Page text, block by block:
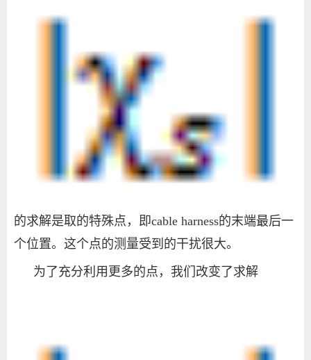
的求解是取的特殊点，即cable harness的末端最后一
个位置。这个点的测量受到的干扰很大。
为了充分利用更多的点，我们改变了求解